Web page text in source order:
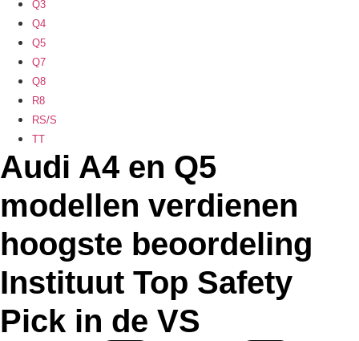
Q3
Q4
Q5
Q7
Q8
R8
RS/S
TT
Audi A4 en Q5
modellen verdienen
hoogste beoordeling
Instituut Top Safety
Pick in de VS